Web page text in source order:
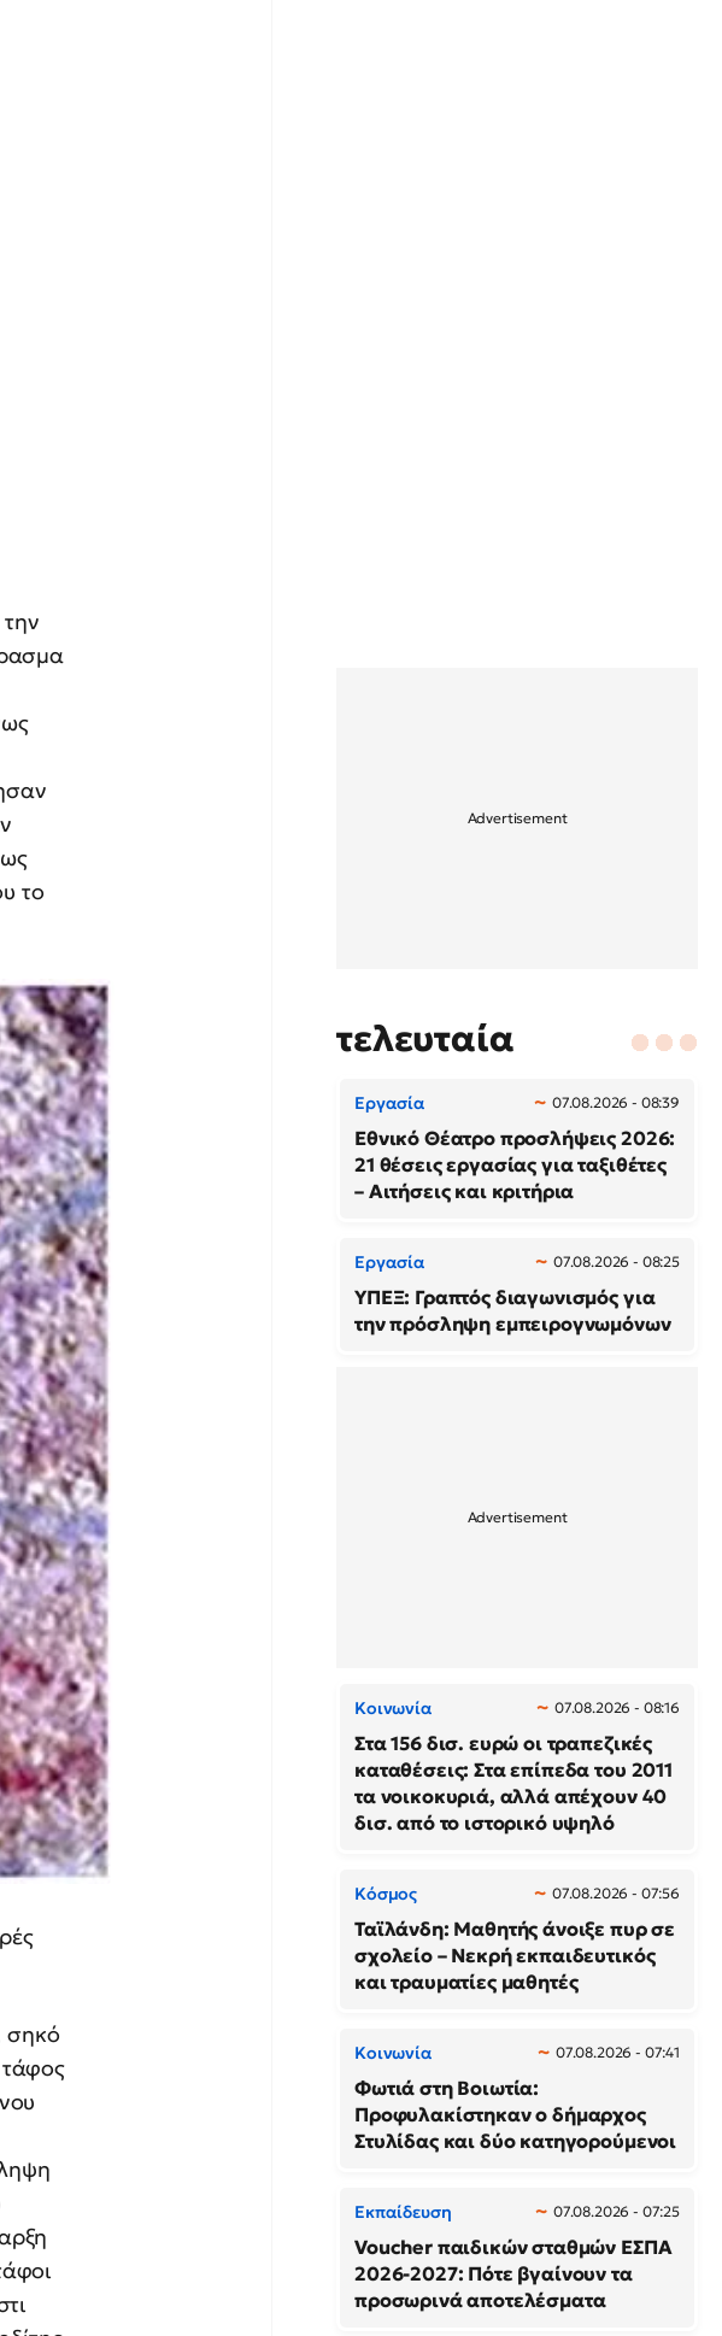
το
σηκό
τελευταία
Εργασία 07.08.2026 - 08:39
Εθνικό Θέατρο προσλήψεις 2026:
21 θέσεις εργασίας για ταξιθέτες
– Αιτήσεις και κριτήρια
Εργασία 07.08.2026 - 08:25
ΥΠΕΞ: Γραπτός διαγωνισμός για
την πρόσληψη εμπειρογνωμόνων
Κοινωνία 07.08.2026 - 08:16
Στα 156 δισ. ευρώ οι τραπεζικές
καταθέσεις: Στα επίπεδα του 2011
τα νοικοκυριά, αλλά απέχουν 40
δισ. από το ιστορικό υψηλό
Κόσμος 07.08.2026 - 07:56
Ταϊλάνδη: Μαθητής άνοιξε πυρ σε
σχολείο – Νεκρή εκπαιδευτικός
και τραυματίες μαθητές
Κοινωνία 07.08.2026 - 07:41
Φωτιά στη Βοιωτία:
Προφυλακίστηκαν ο δήμαρχος
Στυλίδας και δύο κατηγορούμενοι
Εκπαίδευση 07.08.2026 - 07:25
Voucher παιδικών σταθμών ΕΣΠΑ
2026-2027: Πότε βγαίνουν τα
προσωρινά αποτελέσματα